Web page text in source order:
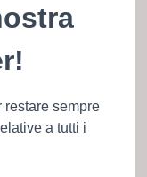
restare sempre
a tutti i